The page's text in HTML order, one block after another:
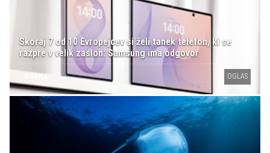
Skoraj 7 od 10 Evropejcev si želi tanek telefon, ki se
razpre v velik zaslon: Samsung ima odgovor
OGLAS